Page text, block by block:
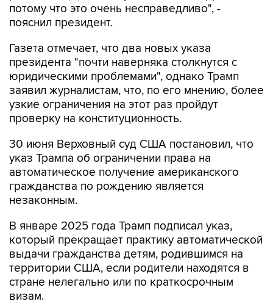
потому что это очень несправедливо", -
пояснил президент.
Газета отмечает, что два новых указа
президента "почти наверняка столкнутся с
юридическими проблемами", однако Трамп
заявил журналистам, что, по его мнению, более
узкие ограничения на этот раз пройдут
проверку на конституционность.
30 июня Верховный суд США постановил, что
указ Трампа об ограничении права на
автоматическое получение американского
гражданства по рождению является
незаконным.
В январе 2025 года Трамп подписал указ,
который прекращает практику автоматической
выдачи гражданства детям, родившимся на
территории США, если родители находятся в
стране нелегально или по краткосрочным
визам.